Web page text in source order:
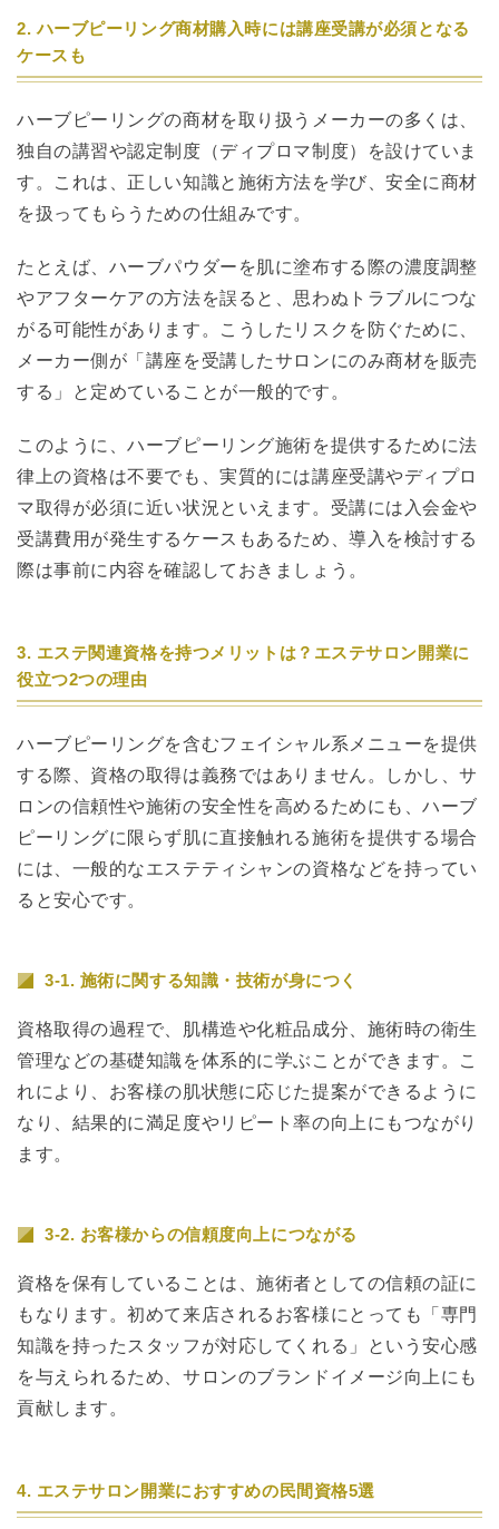
2. ハーブピーリング商材購入時には講座受講が必須となる
ケースも
ハーブピーリングの商材を取り扱うメーカーの多くは、
独自の講習や認定制度（ディプロマ制度）を設けていま
す。これは、正しい知識と施術方法を学び、安全に商材
を扱ってもらうための仕組みです。
たとえば、ハーブパウダーを肌に塗布する際の濃度調整
やアフターケアの方法を誤ると、思わぬトラブルにつな
がる可能性があります。こうしたリスクを防ぐために、
メーカー側が「講座を受講したサロンにのみ商材を販売
する」と定めていることが一般的です。
このように、ハーブピーリング施術を提供するために法
律上の資格は不要でも、実質的には講座受講やディプロ
マ取得が必須に近い状況といえます。受講には入会金や
受講費用が発生するケースもあるため、導入を検討する
際は事前に内容を確認しておきましょう。
3. エステ関連資格を持つメリットは？エステサロン開業に
役立つ2つの理由
ハーブピーリングを含むフェイシャル系メニューを提供
する際、資格の取得は義務ではありません。しかし、サ
ロンの信頼性や施術の安全性を高めるためにも、ハーブ
ピーリングに限らず肌に直接触れる施術を提供する場合
には、一般的なエステティシャンの資格などを持ってい
ると安心です。
3-1. 施術に関する知識・技術が身につく
資格取得の過程で、肌構造や化粧品成分、施術時の衛生
管理などの基礎知識を体系的に学ぶことができます。こ
れにより、お客様の肌状態に応じた提案ができるように
なり、結果的に満足度やリピート率の向上にもつながり
ます。
3-2. お客様からの信頼度向上につながる
資格を保有していることは、施術者としての信頼の証に
もなります。初めて来店されるお客様にとっても「専門
知識を持ったスタッフが対応してくれる」という安心感
を与えられるため、サロンのブランドイメージ向上にも
貢献します。
4. エステサロン開業におすすめの民間資格5選